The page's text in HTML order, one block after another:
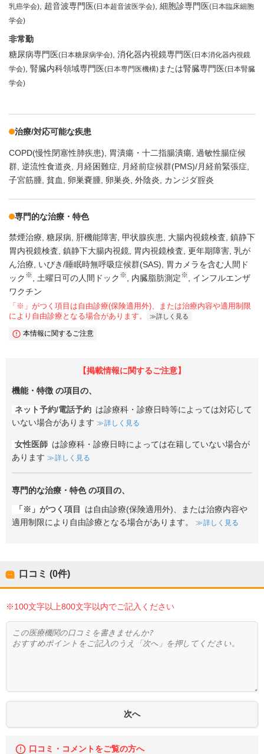
乳癌学会) 超音波専門医(日本超音波医学会) 細胞診専門医(日本臨床細胞
学会)
非常勤
糖尿病専門医(日本糖尿病学会) 消化器内視鏡専門医(日本消化器内視鏡
学会) 腎臓内科領域専門医(日本専門医機構)または腎臓専門医(日本腎臓
学会)
治療/対応可能な疾患
COPD(慢性閉塞性肺疾患) 胃潰瘍・十二指腸潰瘍 過敏性腸症候
群 逆流性食道炎 月経困難症
月経前症候群(PMS)/月経前緊張症
子宮筋腫 貧血 卵巣嚢腫 卵巣炎 外陰炎 カンジダ腟炎
専門的な治療・特色
禁煙治療 糖尿病 肝機能障害 甲状腺疾患 大腸内視鏡検査 鎮静下
胃内視鏡検査 鎮静下大腸内視鏡 胃内視鏡検査 更年期障害 乳が
ん治療
いびき/睡眠時無呼吸症候群(SAS)
胃カメラを含む人間ド
ック ※ 土曜日可の人間ドック ※ 内臓脂肪測定※
インフルエンザ
ワクチン
「※」がつく項目は自由診療(保険適用外)、または治療内容や適用制限
により自由診療となる場合があります。
詳しく見る
本情報に関するご注意
【掲載情報に関するご注意】
機能・特徴 の項目の、
ネット予約/電話予約 は診療科・診療日時等によっては対応して
いない場合があります
詳しく見る
女性医師 は診療科・診療日時によっては在籍していない場合が
あります
詳しく見る
専門的な治療・特色の項目の、
「※」がつく項目
は自由診療(保険適用外)、または治療内容や
適用制限により自由診療となる場合があります。
詳しく見る
口コミ (0件)
※100文字以上800文字以内でご記入ください
口コミ・コメントをご覧の方へ